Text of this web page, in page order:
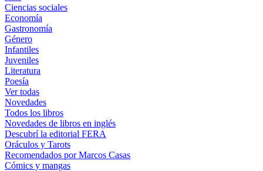
Ciencias sociales
Economía
Gastronomía
Género
Infantiles
Juveniles
Literatura
Poesía
Ver todas
Novedades
Todos los libros
Novedades de libros en inglés
Descubrí la editorial FERA
Oráculos y Tarots
Recomendados por Marcos Casas
Cómics y mangas